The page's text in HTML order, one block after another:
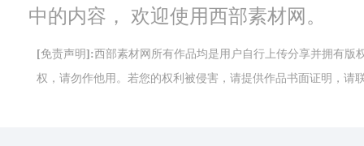
中的内容， 欢迎使用西部素材网。
[免责声明]:西部素材网所有作品均是用户自行上传分享并拥有
权，请勿作他用。若您的权利被侵害，请提供作品书面证明，请